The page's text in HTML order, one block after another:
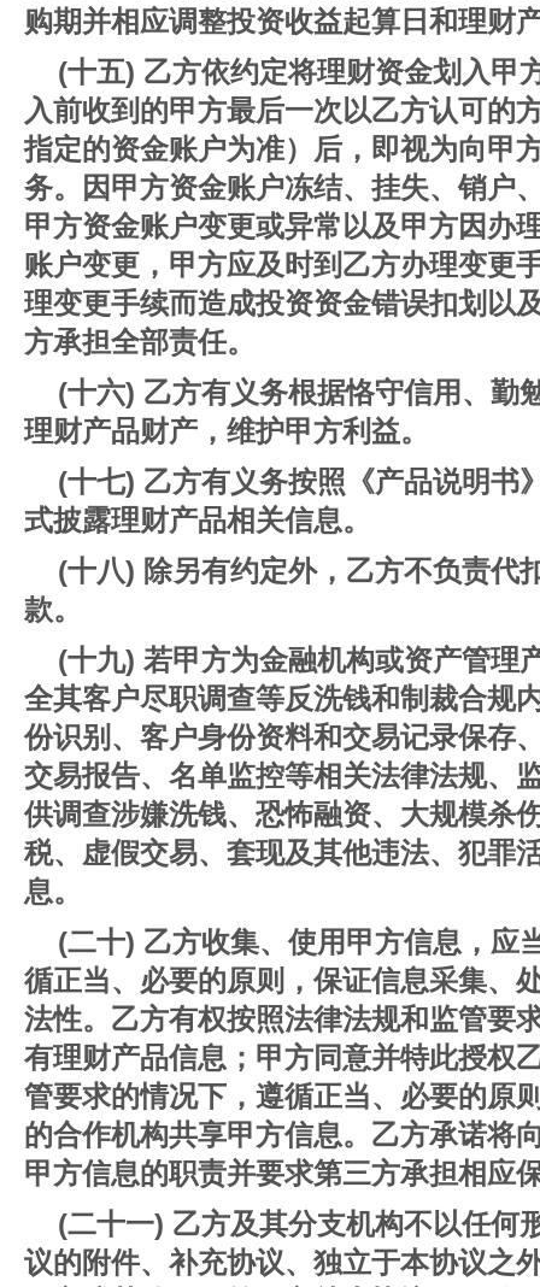
购期并相应调整投资收益起算日和理财
(十五) 乙方依约定将理财资金划入甲
入前收到的甲方最后一次以乙方认可的
指定的资金账户为准）后，即视为向甲
务。因甲方资金账户冻结、挂失、销户
甲方资金账户变更或异常以及甲方因办
账户变更，甲方应及时到乙方办理变更
理变更手续而造成投资资金错误扣划以
方承担全部责任。
(十六) 乙方有义务根据恪守信用、勤
理财产品财产，维护甲方利益。
(十七) 乙方有义务按照《产品说明书
式披露理财产品相关信息。
(十八) 除另有约定外，乙方不负责代
款。
(十九) 若甲方为金融机构或资产管理
全其客户尽职调查等反洗钱和制裁合规
份识别、客户身份资料和交易记录保存
交易报告、名单监控等相关法律法规、
供调查涉嫌洗钱、恐怖融资、大规模杀
税、虚假交易、套现及其他违法、犯罪
息。
(二十) 乙方收集、使用甲方信息，应
循正当、必要的原则，保证信息采集、
法性。乙方有权按照法律法规和监管要
有理财产品信息；甲方同意并特此授权
管要求的情况下，遵循正当、必要的原
的合作机构共享甲方信息。乙方承诺将
甲方信息的职责并要求第三方承担相应
(二十一) 乙方及其分支机构不以任何
议的附件、补充协议、独立于本协议之